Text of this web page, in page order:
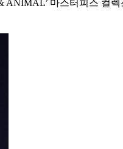
마스터피스 컬